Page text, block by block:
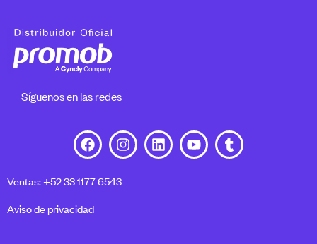
Síguenos en las redes
Ventas: +52 33 1177 6543
Aviso de privacidad